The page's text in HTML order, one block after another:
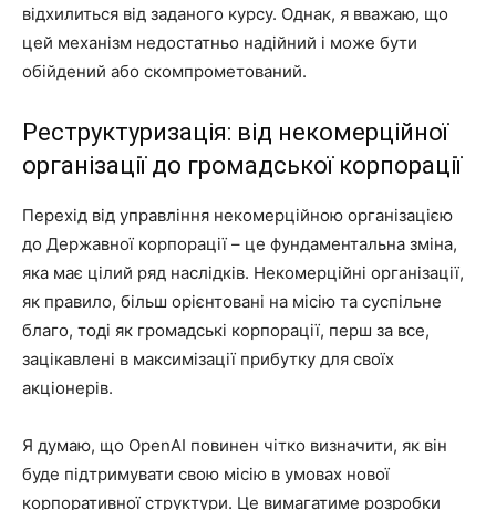
відхилиться від заданого курсу. Однак, я вважаю, що
цей механізм недостатньо надійний і може бути
обійдений або скомпрометований.
Реструктуризація: від некомерційної
організації до громадської корпорації
Перехід від управління некомерційною організацією
до Державної корпорації – це фундаментальна зміна,
яка має цілий ряд наслідків. Некомерційні організації,
як правило, більш орієнтовані на місію та суспільне
благо, тоді як громадські корпорації, перш за все,
зацікавлені в максимізації прибутку для своїх
акціонерів.
Я думаю, що OpenAI повинен чітко визначити, як він
буде підтримувати свою місію в умовах нової
корпоративної структури. Це вимагатиме розробки